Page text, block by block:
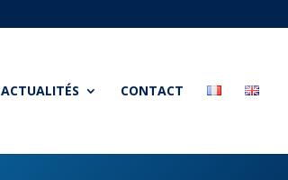
ACTUALITÉS CONTACT